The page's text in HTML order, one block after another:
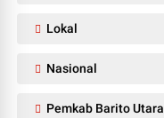
Lokal
Nasional
Pemkab Barito Utara